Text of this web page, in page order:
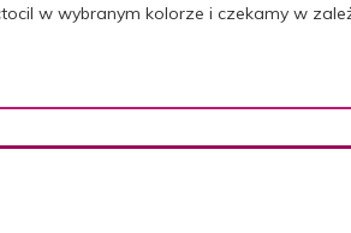
w wybranym kolorze i czekamy w